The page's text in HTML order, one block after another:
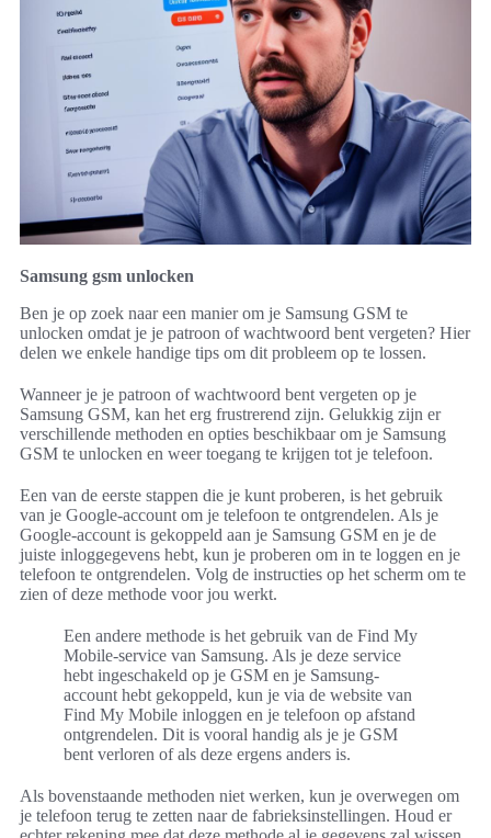
Samsung gsm unlocken
Ben je op zoek naar een manier om je Samsung GSM te
unlocken omdat je je patroon of wachtwoord bent vergeten? Hier
delen we enkele handige tips om dit probleem op te lossen.
Wanneer je je patroon of wachtwoord bent vergeten op je
Samsung GSM, kan het erg frustrerend zijn. Gelukkig zijn er
verschillende methoden en opties beschikbaar om je Samsung
GSM te unlocken en weer toegang te krijgen tot je telefoon.
Een van de eerste stappen die je kunt proberen, is het gebruik
van je Google-account om je telefoon te ontgrendelen. Als je
Google-account is gekoppeld aan je Samsung GSM en je de
juiste inloggegevens hebt, kun je proberen om in te loggen en je
telefoon te ontgrendelen. Volg de instructies op het scherm om te
zien of deze methode voor jou werkt.
Een andere methode is het gebruik van de Find My
Mobile-service van Samsung. Als je deze service
hebt ingeschakeld op je GSM en je Samsung-
account hebt gekoppeld, kun je via de website van
Find My Mobile inloggen en je telefoon op afstand
ontgrendelen. Dit is vooral handig als je je GSM
bent verloren of als deze ergens anders is.
Als bovenstaande methoden niet werken, kun je overwegen om
je telefoon terug te zetten naar de fabrieksinstellingen. Houd er